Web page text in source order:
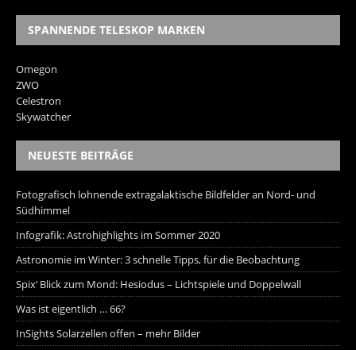
SPANNENDE TELESKOP MARKEN
Omegon
ZWO
Celestron
Skywatcher
NEUESTE BEITRÄGE
Fotografisch lohnende extragalaktische Bildfelder an Nord- und
Südhimmel
Infografik: Astrohighlights im Sommer 2020
Astronomie im Winter: 3 schnelle Tipps, für die Beobachtung
Spix‘ Blick zum Mond: Hesiodus – Lichtspiele und Doppelwall
Was ist eigentlich … 66?
InSights Solarzellen offen – mehr Bilder